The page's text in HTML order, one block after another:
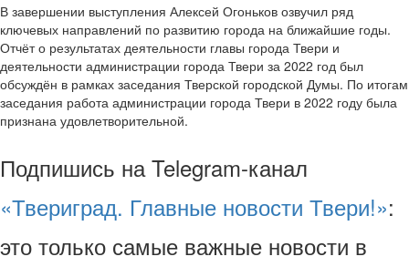
В завершении выступления Алексей Огоньков озвучил ряд
ключевых направлений по развитию города на ближайшие годы.
Отчёт о результатах деятельности главы города Твери и
деятельности администрации города Твери за 2022 год был
обсуждён в рамках заседания Тверской городской Думы. По итогам
заседания работа администрации города Твери в 2022 году была
признана удовлетворительной.
Подпишись на Telegram-канал
«Твериград. Главные новости Твери!»:
это только самые важные новости в